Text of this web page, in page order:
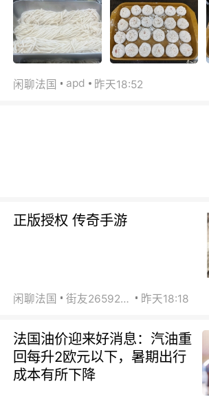
闲聊法国 apd 昨天18:52
正版授权 传奇手游
闲聊法国 街友26592800 昨天18:18
法国油价迎来好消息：汽油重
回每升2欧元以下，暑期出行
成本有所下降